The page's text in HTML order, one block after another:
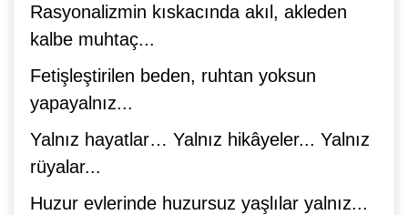
Rasyonalizmin kıskacında akıl, akleden
kalbe muhtaç...
Fetişleştirilen beden, ruhtan yoksun
yapayalnız...
Yalnız hayatlar… Yalnız hikâyeler... Yalnız
rüyalar...
Huzur evlerinde huzursuz yaşlılar yalnız...